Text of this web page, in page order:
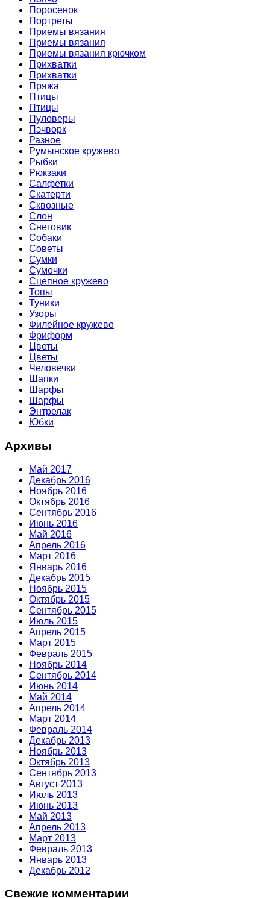
Поросенок
Портреты
Приемы вязания
Приемы вязания
Приемы вязания крючком
Прихватки
Прихватки
Пряжа
Птицы
Птицы
Пуловеры
Пэчворк
Разное
Румынское кружево
Рыбки
Рюкзаки
Салфетки
Скатерти
Сквозные
Слон
Снеговик
Собаки
Советы
Сумки
Сумочки
Сцепное кружево
Топы
Туники
Узоры
Филейное кружево
Фриформ
Цветы
Цветы
Человечки
Шапки
Шарфы
Шарфы
Энтрелак
Юбки
Архивы
Май 2017
Декабрь 2016
Ноябрь 2016
Октябрь 2016
Сентябрь 2016
Июнь 2016
Май 2016
Апрель 2016
Март 2016
Январь 2016
Декабрь 2015
Ноябрь 2015
Октябрь 2015
Сентябрь 2015
Июль 2015
Апрель 2015
Март 2015
Февраль 2015
Ноябрь 2014
Сентябрь 2014
Июнь 2014
Май 2014
Апрель 2014
Март 2014
Февраль 2014
Декабрь 2013
Ноябрь 2013
Октябрь 2013
Сентябрь 2013
Август 2013
Июль 2013
Июнь 2013
Май 2013
Апрель 2013
Март 2013
Февраль 2013
Январь 2013
Декабрь 2012
Свежие комментарии